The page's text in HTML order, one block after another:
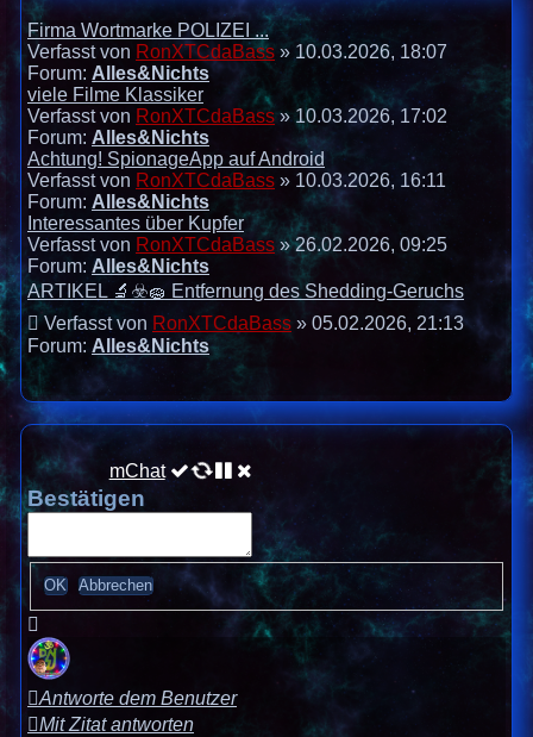
Firma Wortmarke POLIZEI ...
Verfasst von RonXTCdaBass » 10.03.2026, 18:07
Forum: Alles&Nichts
viele Filme Klassiker
Verfasst von RonXTCdaBass » 10.03.2026, 17:02
Forum: Alles&Nichts
Achtung! SpionageApp auf Android
Verfasst von RonXTCdaBass » 10.03.2026, 16:11
Forum: Alles&Nichts
Interessantes über Kupfer
Verfasst von RonXTCdaBass » 26.02.2026, 09:25
Forum: Alles&Nichts
ARTIKEL 🔬☣️🧽 Entfernung des Shedding-Geruchs
Verfasst von RonXTCdaBass » 05.02.2026, 21:13
Forum: Alles&Nichts
mChat
Bestätigen
Antworte dem Benutzer
Mit Zitat antworten